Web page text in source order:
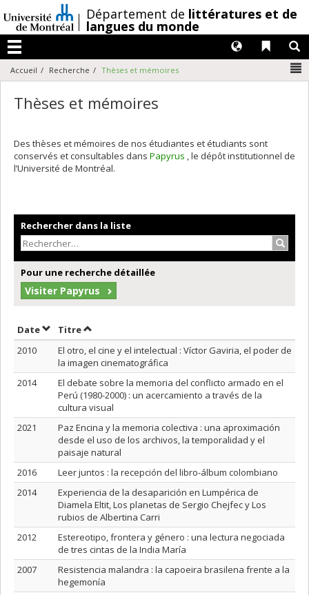
au
contenu
/Département de littératures et de
langues du monde
Menu
Liens
Langues
Accueil Recherche Thèses et mémoires
Thèses et mémoires
Des thèses et mémoires de nos étudiantes et étudiants sont
conservés et consultables dans Papyrus , le dépôt institutionnel de
l’Université de Montréal.
Rechercher dans la liste
Pour une recherche détaillée
Visiter Papyrus
DateTrier par date en ordre croissant
TitreTrier par titre en ordre croissant
2010
El otro, el cine y el intelectual : Víctor Gaviria, el poder de
la imagen cinematográfica
2014
El debate sobre la memoria del conflicto armado en el
Perú (1980-2000) : un acercamiento a través de la
cultura visual
2021
Paz Encina y la memoria colectiva : una aproximación
desde el uso de los archivos, la temporalidad y el
paisaje natural
2016
Leer juntos : la recepción del libro-álbum colombiano
2014
Experiencia de la desaparición en Lumpérica de
Diamela Eltit, Los planetas de Sergio Chejfec y Los
rubios de Albertina Carri
2012
Estereotipo, frontera y género : una lectura negociada
de tres cintas de la India María
2007
Resistencia malandra : la capoeira brasilena frente a la
hegemonía